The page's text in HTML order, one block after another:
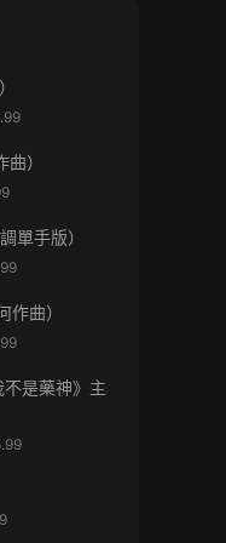
）
單手版）
曲）
是藥神》主